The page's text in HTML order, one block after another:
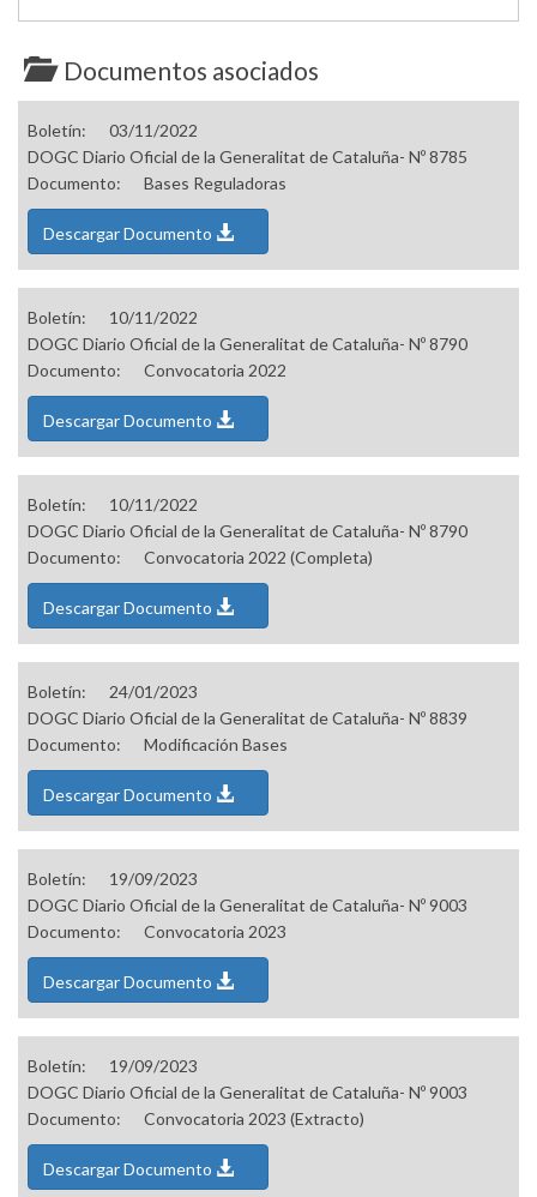
Documentos asociados
Boletín:
03/11/2022
DOGC Diario Oficial de la Generalitat de Cataluña- Nº 8785
Documento:
Bases Reguladoras
Descargar Documento
Boletín:
10/11/2022
DOGC Diario Oficial de la Generalitat de Cataluña- Nº 8790
Documento:
Convocatoria 2022
Descargar Documento
Boletín:
10/11/2022
DOGC Diario Oficial de la Generalitat de Cataluña- Nº 8790
Documento:
Convocatoria 2022 (Completa)
Descargar Documento
Boletín:
24/01/2023
DOGC Diario Oficial de la Generalitat de Cataluña- Nº 8839
Documento:
Modificación Bases
Descargar Documento
Boletín:
19/09/2023
DOGC Diario Oficial de la Generalitat de Cataluña- Nº 9003
Documento:
Convocatoria 2023
Descargar Documento
Boletín:
19/09/2023
DOGC Diario Oficial de la Generalitat de Cataluña- Nº 9003
Documento:
Convocatoria 2023 (Extracto)
Descargar Documento